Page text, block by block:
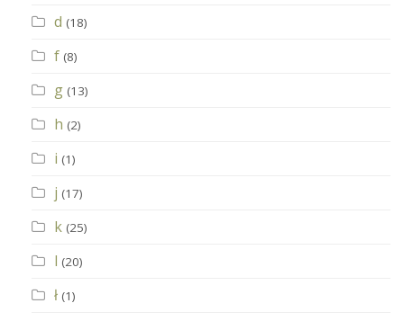
d (18)
f (8)
g (13)
h (2)
i (1)
j (17)
k (25)
l (20)
ł (1)